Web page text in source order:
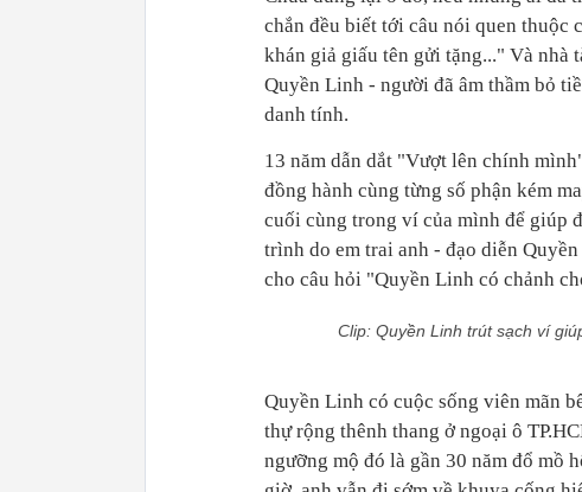
chắn đều biết tới câu nói quen
khán giả giấu tên gửi tặng..." Và nhà
Quyền Linh - người đã âm thầm bỏ
danh tính.
13 năm dẫn dắt "Vượt lên chính
đồng hành cùng từng số phận kém
cuối cùng trong ví của mình để giúp
trình do em trai anh - đạo diễn
cho câu hỏi "Quyền Linh có chảnh
Clip: Quyền Linh trút sạch ví
Quyền Linh có cuộc sống viên mãn
thự rộng thênh thang ở ngoại ô
ngưỡng mộ đó là gần 30 năm đổ mồ